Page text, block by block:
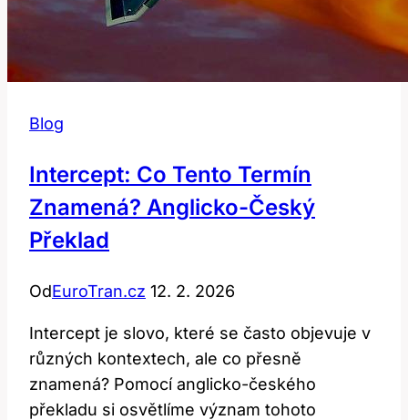
Blog
Intercept: Co Tento Termín
Znamená? Anglicko-Český
Překlad
OdEuroTran.cz 12. 2. 2026
Intercept je slovo, které se často objevuje v
různých kontextech, ale co přesně
znamená? Pomocí anglicko-českého
překladu si osvětlíme význam tohoto